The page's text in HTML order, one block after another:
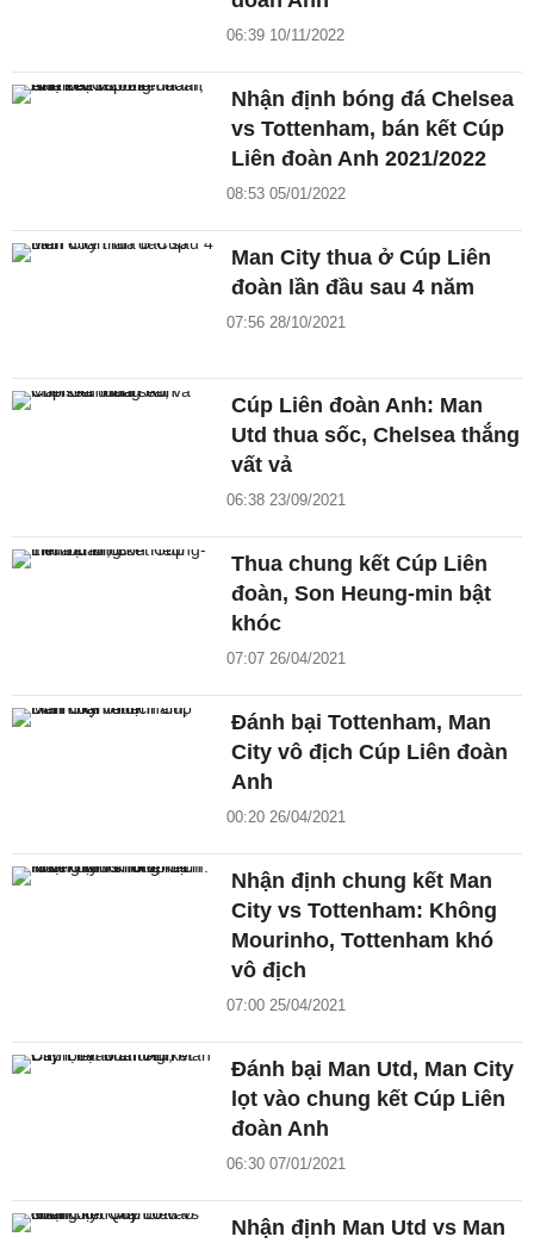
06:39 10/11/2022
Nhận định bóng đá Chelsea
vs Tottenham, bán kết Cúp
Liên đoàn Anh 2021/2022
08:53 05/01/2022
Man City thua ở Cúp Liên
đoàn lần đầu sau 4 năm
07:56 28/10/2021
Cúp Liên đoàn Anh: Man
Utd thua sốc, Chelsea thắng
vất vả
06:38 23/09/2021
Thua chung kết Cúp Liên
đoàn, Son Heung-min bật
khóc
07:07 26/04/2021
Đánh bại Tottenham, Man
City vô địch Cúp Liên đoàn
Anh
00:20 26/04/2021
Nhận định chung kết Man
City vs Tottenham: Không
Mourinho, Tottenham khó
vô địch
07:00 25/04/2021
Đánh bại Man Utd, Man City
lọt vào chung kết Cúp Liên
đoàn Anh
06:30 07/01/2021
Nhận định Man Utd vs Man